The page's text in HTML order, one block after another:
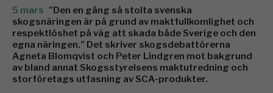
5 mars ”Den en gång så stolta svenska
skogsnäringen är på grund av maktfullkomlighet och
respektlöshet på väg att skada både Sverige och den
egna näringen.” Det skriver skogsdebattörerna
Agneta Blomqvist och Peter Lindgren mot bakgrund
av bland annat Skogsstyrelsens maktutredning och
storföretags utfasning av SCA-produkter.